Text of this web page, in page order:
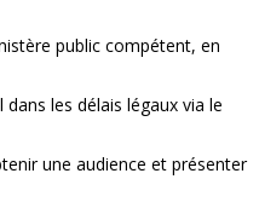
public compétent, en
les délais légaux via le
une audience et présenter